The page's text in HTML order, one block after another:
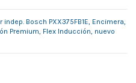
Bosch PXX375FB1E, Encimera,
Premium, Flex Inducción, nuevo